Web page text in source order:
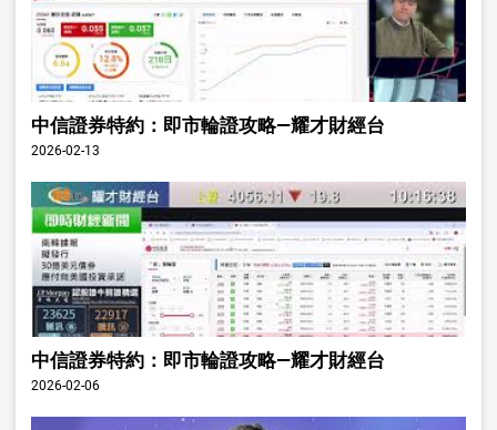
中信證券特約：即市輪證攻略—耀才財經台
2026-02-13
中信證券特約：即市輪證攻略—耀才財經台
2026-02-06